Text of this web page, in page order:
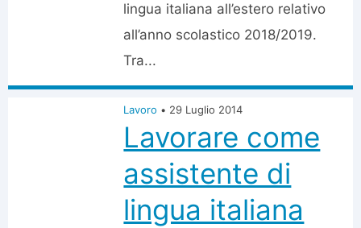
lingua italiana all’estero relativo
all’anno scolastico 2018/2019.
Tra...
Lavoro • 29 Luglio 2014
Lavorare come
assistente di
lingua italiana